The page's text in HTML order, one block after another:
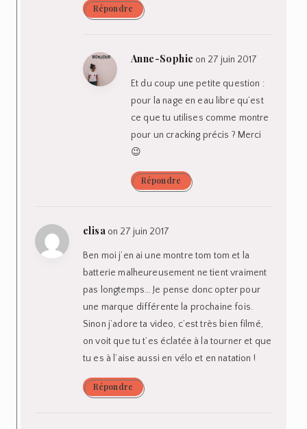
Répondre
Anne-Sophie on 27 juin 2017
Et du coup une petite question :
pour la nage en eau libre qu’est
ce que tu utilises comme montre
pour un cracking précis ? Merci
😉
Répondre
elisa on 27 juin 2017
Ben moi j’en ai une montre tom tom et la
batterie malheureusement ne tient vraiment
pas longtemps… Je pense donc opter pour
une marque différente la prochaine fois.
Sinon j’adore ta video, c’est très bien filmé,
on voit que tu t’es éclatée à la tourner et que
tu es à l’aise aussi en vélo et en natation !
Répondre